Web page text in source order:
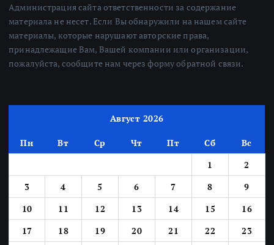
Администрация сайта ответственности за содержание
материала не несет. Если Вы обнаружили на нашем сайте
материалы, которые нарушают авторские права,
принадлежащие Вам, Вашей компании или организации,
пожалуйста, сообщите нам через форму обратной связи.
Август 2026
Пн Вт Ср Чт Пт Сб
Вс
1
2
3
4 5 6 7 8
9
10
11 12 13 14 15
16
17
18 19 20 21 22
23